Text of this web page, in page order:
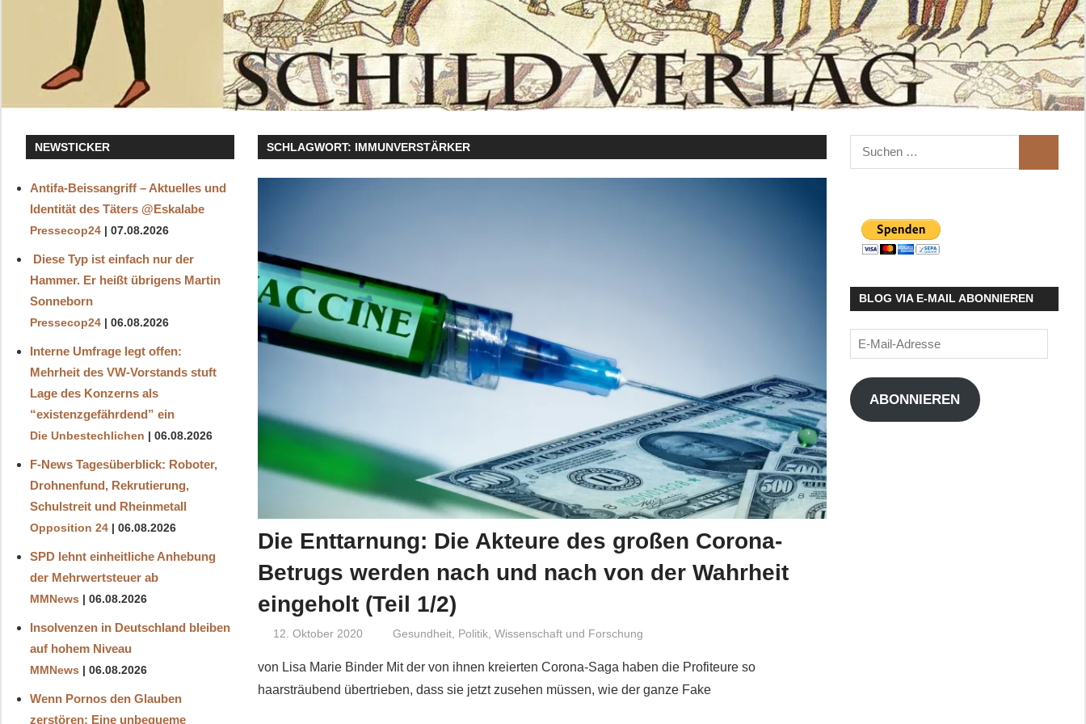
SCHLAGWORT: IMMUNVERSTÄRKER
Die Enttarnung: Die Akteure des großen Corona-
Betrugs werden nach und nach von der Wahrheit
eingeholt (Teil 1/2)
12. Oktober 2020 Niki Vogt
Gesundheit, Politik, Wissenschaft und Forschung
von Lisa Marie Binder Mit der von ihnen kreierten Corona-Saga haben die Profiteure so
haarsträubend übertrieben, dass sie jetzt zusehen müssen, wie der ganze Fake
NEWSTICKER
Antifa-Beissangriff – Aktuelles und
Identität des Täters ‪@Eskalabe‬
Pressecop24 07.08.2026
Diese Typ ist einfach nur der
Hammer. Er heißt übrigens Martin
Sonneborn
Pressecop24 06.08.2026
Interne Umfrage legt offen:
Mehrheit des VW-Vorstands stuft
Lage des Konzerns als
“existenzgefährdend” ein
Die Unbestechlichen 06.08.2026
F-News Tagesüberblick: Roboter,
Drohnenfund, Rekrutierung,
Schulstreit und Rheinmetall
Opposition 24 06.08.2026
SPD lehnt einheitliche Anhebung
der Mehrwertsteuer ab
MMNews 06.08.2026
Insolvenzen in Deutschland bleiben
auf hohem Niveau
MMNews 06.08.2026
Wenn Pornos den Glauben
zerstören: Eine unbequeme
Suchen
nach:
BLOG VIA E-MAIL ABONNIEREN
E-
Mail-
Adresse
ABONNIEREN